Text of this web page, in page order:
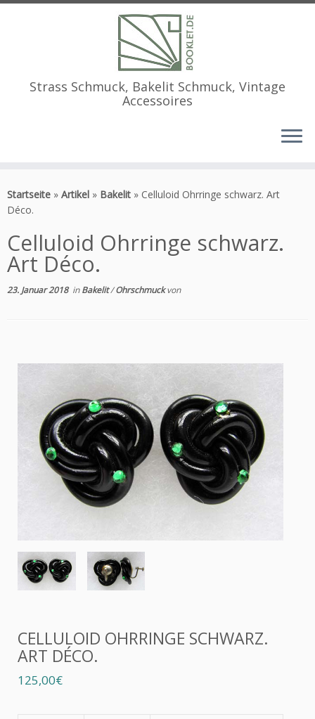
Inhalt
springen
Strass Schmuck, Bakelit Schmuck, Vintage
Accessoires
Startseite » Artikel » Bakelit » Celluloid Ohrringe schwarz. Art
Déco.
Celluloid Ohrringe schwarz.
Art Déco.
23. Januar 2018inBakelit/Ohrschmuckvon
CELLULOID OHRRINGE SCHWARZ.
ART DÉCO.
125,00€